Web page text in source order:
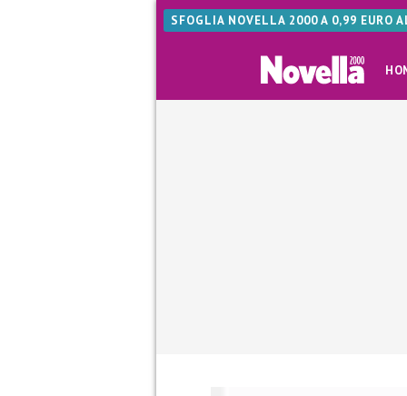
SFOGLIA NOVELLA 2000 A 0,99 EURO